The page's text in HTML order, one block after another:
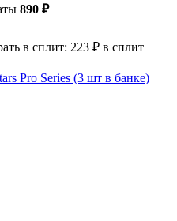
890 ₽
в сплит: 223 ₽ в сплит
Pro Series (3 шт в банке)